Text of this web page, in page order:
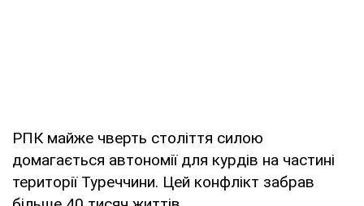
РПК майже чверть століття силою
домагається автономії для курдів на частині
території Туреччини. Цей конфлікт забрав